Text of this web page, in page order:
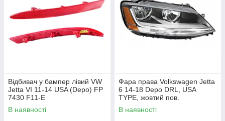
Відбивач у бампер лівий VW
Jetta VI 11-14 USA (Depo) FP
7430 F11-E
В наявності
Фара права Volkswagen Jetta
6 14-18 Depo DRL, USA
TYPE, жовтий пов.
В наявності